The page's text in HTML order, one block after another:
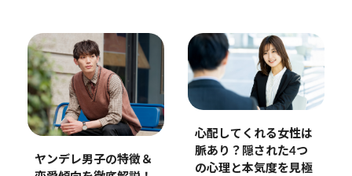
ヤンデレ男子の特徴＆
心配してくれる女性は
脈あり？隠された4つ
の心理と本気度を見極